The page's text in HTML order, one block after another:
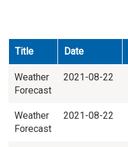
Title Date
Weather
Forecast
2021-08-22
Weather
Forecast
2021-08-22